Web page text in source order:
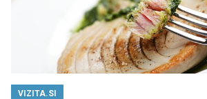
VIZITA.SI